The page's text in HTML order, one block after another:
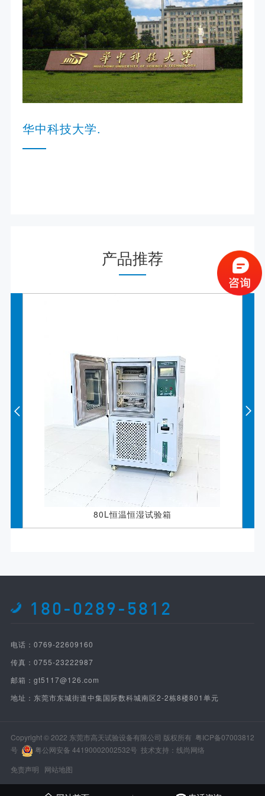
华中科技大学.
产品推荐
80L恒温恒湿试验箱
180-0289-5812
电话：0769-22609160
传真：0755-23222987
邮箱：gt5117@126.com
地址：东莞市东城街道中集国际数科城南区2-2栋8楼801单元
Copyright © 2022 东莞市高天试验设备有限公司 版权所有 粤ICP备07003812
号
粤公网安备 44190002002532号 技术支持：线尚网络
免责声明
网站地图